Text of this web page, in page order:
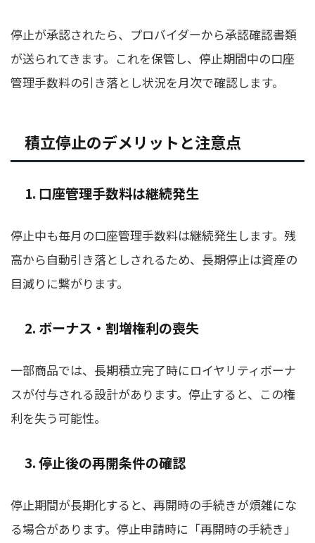
停止が承認されたら、プロバイダーから承認確認書類
が送られてきます。これを保管し、停止期間中の口座
管理手数料の引き落とし状況を月次で確認します。
積立停止のデメリットと注意点
1. 口座管理手数料は継続発生
停止中も毎月の口座管理手数料は継続発生します。残
高から自動引き落としされるため、長期停止は資産の
目減りに繋がります。
2. ボーナス・割増権利の喪失
一部商品では、長期積立完了時にロイヤリティボーナ
スが付与される設計があります。停止すると、この権
利を失う可能性。
3. 停止後の再開条件の確認
停止期間が長期化すると、再開時の手続きが煩雑にな
る場合があります。停止申請時に「再開時の手続き」